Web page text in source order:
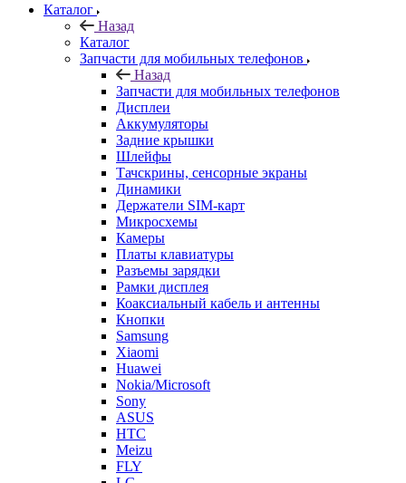
Каталог
Назад
Каталог
Запчасти для мобильных телефонов
Назад
Запчасти для мобильных телефонов
Дисплеи
Аккумуляторы
Задние крышки
Шлейфы
Тачскрины, сенсорные экраны
Динамики
Держатели SIM-карт
Микросхемы
Камеры
Платы клавиатуры
Разъемы зарядки
Рамки дисплея
Коаксиальный кабель и антенны
Кнопки
Samsung
Xiaomi
Huawei
Nokia/Microsoft
Sony
ASUS
HTC
Meizu
FLY